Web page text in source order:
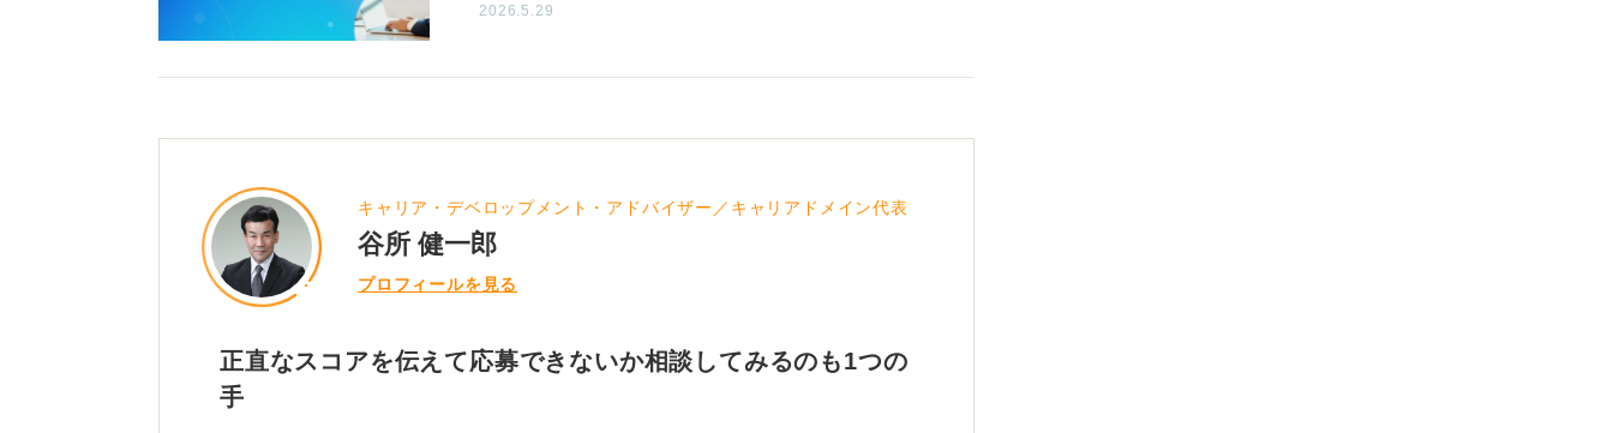
2026.5.29
キャリア・デベロップメント・アドバイザー／キャリアドメイン代表
谷所 健一郎
プロフィールを見る
正直なスコアを伝えて応募できないか相談してみるのも1つの
手